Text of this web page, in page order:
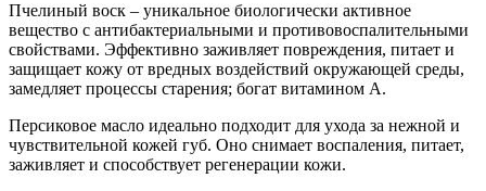
Пчелиный воск – уникальное биологически активное
вещество с антибактериальными и противовоспалительными
свойствами. Эффективно заживляет повреждения, питает и
защищает кожу от вредных воздействий окружающей среды,
замедляет процессы старения; богат витамином А.
Персиковое масло идеально подходит для ухода за нежной и
чувствительной кожей губ. Оно снимает воспаления, питает,
заживляет и способствует регенерации кожи.